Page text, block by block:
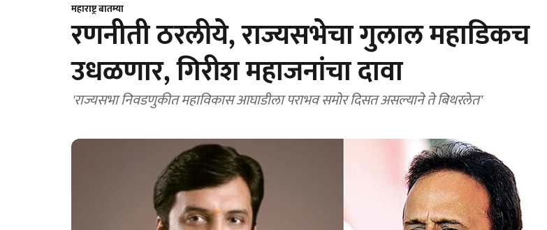
महाराष्ट्र बातम्या
रणनीती ठरलीये, राज्यसभेचा गुलाल महाडिकच
उधळणार, गिरीश महाजनांचा दावा
'राज्यसभा निवडणुकीत महाविकास आघाडीला पराभव समोर दिसत असल्याने ते बिथरलेत'